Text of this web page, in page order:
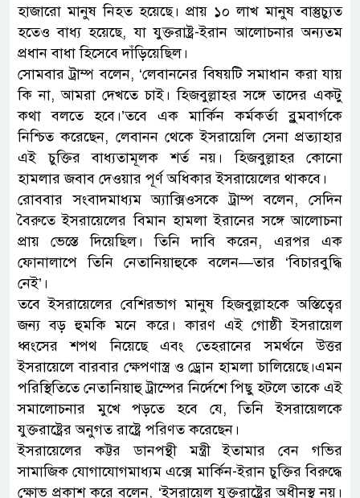
হাজারো মানুষ নিহত হয়েছে। প্রায় ১০ লাখ মানুষ বাস্তুচ্যুত
হতেও বাধ্য হয়েছে, যা যুক্তরাষ্ট্র-ইরান আলোচনার অন্যতম
প্রধান বাধা হিসেবে দাঁড়িয়েছিল।
সোমবার ট্রাম্প বলেন, ‘লেবাননের বিষয়টি সমাধান করা যায়
কি না, আমরা দেখতে চাই। হিজবুল্লাহর সঙ্গে তাদের একটু
কথা বলতে হবে।’তবে এক মার্কিন কর্মকর্তা ব্লুমবার্গকে
নিশ্চিত করেছেন, লেবানন থেকে ইসরায়েলি সেনা প্রত্যাহার
এই চুক্তির বাধ্যতামূলক শর্ত নয়। হিজবুল্লাহর কোনো
হামলার জবাব দেওয়ার পূর্ণ অধিকার ইসরায়েলের থাকবে।
রোববার সংবাদমাধ্যম অ্যাক্সিওসকে ট্রাম্প বলেন, সেদিন
বৈরুতে ইসরায়েলের বিমান হামলা ইরানের সঙ্গে আলোচনা
প্রায় ভেস্তে দিয়েছিল। তিনি দাবি করেন, এরপর এক
ফোনালাপে তিনি নেতানিয়াহুকে বলেন—তার ‘বিচারবুদ্ধি
নেই’।
তবে ইসরায়েলের বেশিরভাগ মানুষ হিজবুল্লাহকে অস্তিত্বের
জন্য বড় হুমকি মনে করে। কারণ এই গোষ্ঠী ইসরায়েল
ধ্বংসের শপথ নিয়েছে এবং তেহরানের সমর্থনে উত্তর
ইসরায়েলে বারবার ক্ষেপণাস্ত্র ও ড্রোন হামলা চালিয়েছে।এমন
পরিস্থিতিতে নেতানিয়াহু ট্রাম্পের নির্দেশে পিছু হটলে তাকে এই
সমালোচনার মুখে পড়তে হবে যে, তিনি ইসরায়েলকে
যুক্তরাষ্ট্রের অনুগত রাষ্ট্রে পরিণত করেছেন।
ইসরায়েলের কট্টর ডানপন্থী মন্ত্রী ইতামার বেন গভির
সামাজিক যোগাযোগমাধ্যম এক্সে মার্কিন-ইরান চুক্তির বিরুদ্ধে
ক্ষোভ প্রকাশ করে বলেন, ‘ইসরায়েল যুক্তরাষ্ট্রের অধীনস্থ নয়।